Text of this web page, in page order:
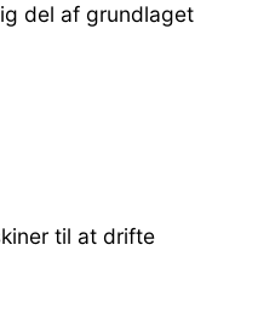
del af grundlaget
til at drifte